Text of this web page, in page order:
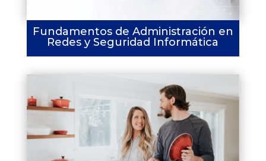
Fundamentos de Administración en
Redes y Seguridad Informática